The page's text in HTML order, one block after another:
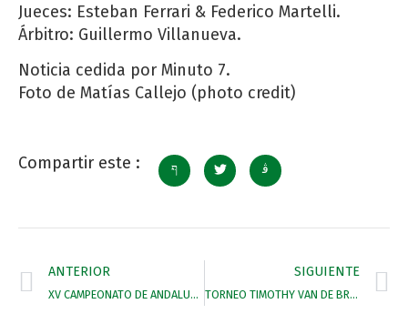
Jueces: Esteban Ferrari & Federico Martelli.
Árbitro: Guillermo Villanueva.
Noticia cedida por Minuto 7.
Foto de Matías Callejo (photo credit)
Compartir este :
ANTERIOR
XV CAMPEONATO DE ANDALUCIA SUB18
SIGUIENTE
TORNEO TIMOTHY VAN DE BRAND